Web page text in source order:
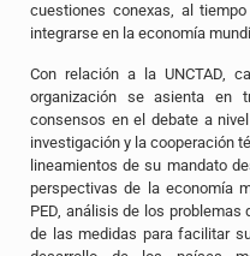
cuestiones conexas, al
integrarse en la economía
Con relación a la UNCTAD,
organización se asienta en
consensos en el debate a
investigación y la cooperación
lineamientos de su mandato
perspectivas de la economía
PED, análisis de los problemas
de las medidas para facilitar